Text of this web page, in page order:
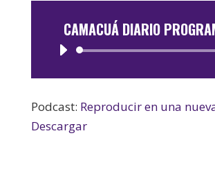
CAMACUÁ DIARIO
Podcast: Reproducir en una
Descargar